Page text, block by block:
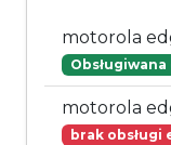
motorola
Obsługiwana
motorola
brak obsługi